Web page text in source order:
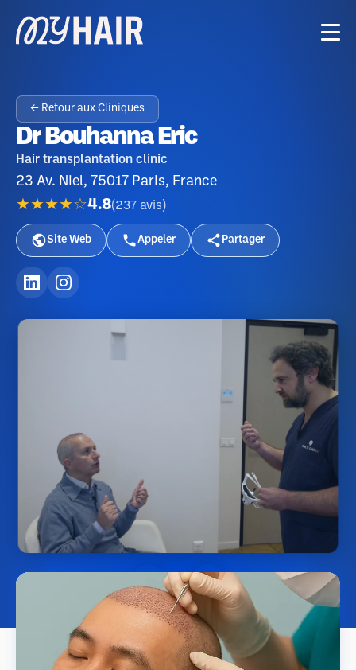
← Retour aux Cliniques
Dr Bouhanna Eric
Hair transplantation clinic
23 Av. Niel, 75017 Paris, France
★★★★☆4.8(237 avis )
Site Web Appeler Partager